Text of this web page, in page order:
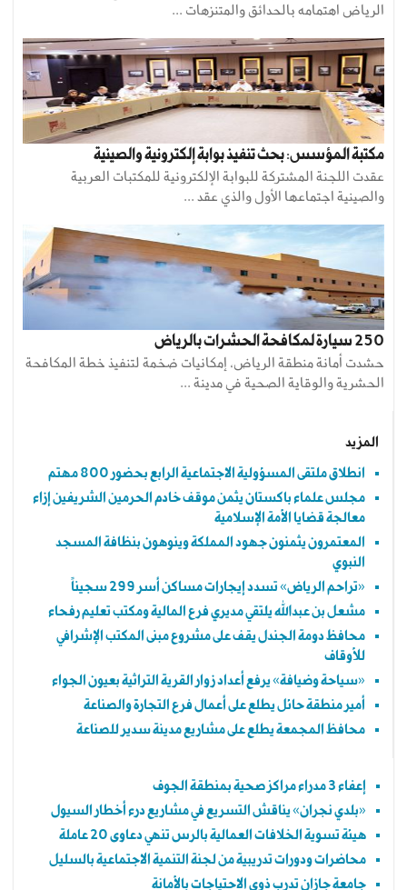
الرياض اهتمامه بالحدائق والمتنزهات ...
مكتبة المؤسس: بحث تنفيذ بوابة إلكترونية والصينية
عقدت اللجنة المشتركة للبوابة الإلكترونية للمكتبات العربية
والصينية اجتماعها الأول والذي عقد ...
250 سيارة لمكافحة الحشرات بالرياض
حشدت أمانة منطقة الرياض، إمكانيات ضخمة لتنفيذ خطة المكافحة
الحشرية والوقاية الصحية في مدينة ...
المزيد
انطلاق ملتقى المسؤولية الاجتماعية الرابع بحضور 800 مهتم
مجلس علماء باكستان يثمن موقف خادم الحرمين الشريفين إزاء
معالجة قضايا الأمة الإسلامية
المعتمرون يثمنون جهود المملكة وينوهون بنظافة المسجد
النبوي
«تراحم الرياض» تسدد إيجارات مساكن أسر 299 سجيناً
مشعل بن عبدالله يلتقي مديري فرع المالية ومكتب تعليم رفحاء
محافظ دومة الجندل يقف على مشروع مبنى المكتب الإشرافي
للأوقاف
«سياحة وضيافة» يرفع أعداد زوار القرية التراثية بعيون الجواء
أمير منطقة حائل يطلع على أعمال فرع التجارة والصناعة
محافظ المجمعة يطلع على مشاريع مدينة سدير للصناعة
إعفاء 3 مدراء مراكز صحية بمنطقة الجوف
«بلدي نجران» يناقش التسريع في مشاريع درء أخطار السيول
هيئة تسوية الخلافات العمالية بالرس تنهي دعاوى 20 عاملة
محاضرات ودورات تدريبية من لجنة التنمية الاجتماعية بالسليل
جامعة جازان تدرب ذوي الاحتياجات بالأمانة